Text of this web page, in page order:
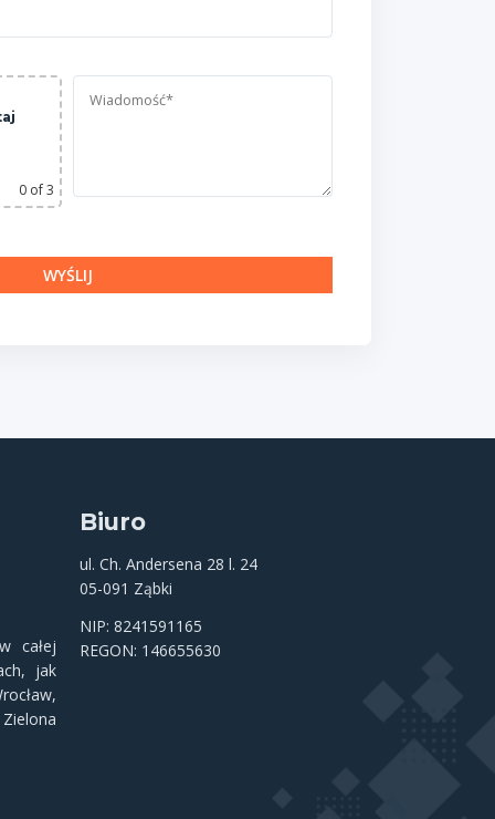
0 of 3
całej
jak
,
Zielona
Biuro
ul. Ch. Andersena 28 l. 24
05-091 Ząbki
NIP: 8241591165
REGON: 146655630